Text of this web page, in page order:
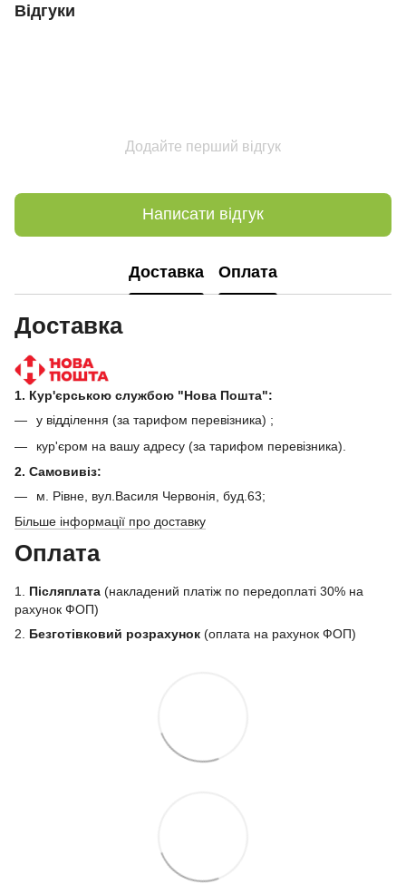
Відгуки
Додайте перший відгук
Написати відгук
Доставка Оплата
Доставка
1. Кур'єрською службою "Нова Пошта":
у відділення (за тарифом перевізника) ;
кур'єром на вашу адресу (за тарифом перевізника).
2. Самовивіз:
м. Рівне, вул.Василя Червонія, буд.63;
Більше інформації про доставку
Оплата
1. Післяплата (накладений платіж по передоплаті 30% на
рахунок ФОП)
2. Безготівковий розрахунок (оплата на рахунок ФОП)